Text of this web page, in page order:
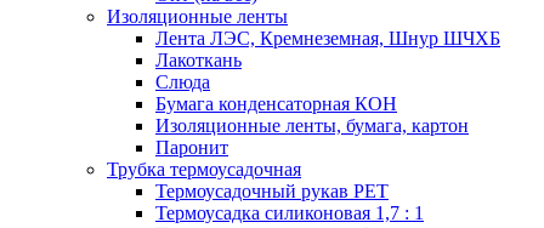
Изоляционные ленты
Лента ЛЭС, Кремнеземная, Шнур ШЧХБ
Лакоткань
Слюда
Бумага конденсаторная КОН
Изоляционные ленты, бумага, картон
Паронит
Трубка термоусадочная
Термоусадочный рукав PET
Термоусадка силиконовая 1,7 : 1